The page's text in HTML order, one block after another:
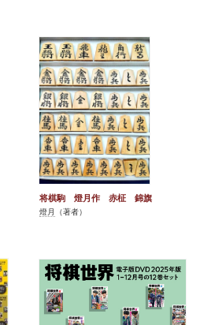
将棋駒 燈月作 赤柾 錦旗
燈月 （著者）